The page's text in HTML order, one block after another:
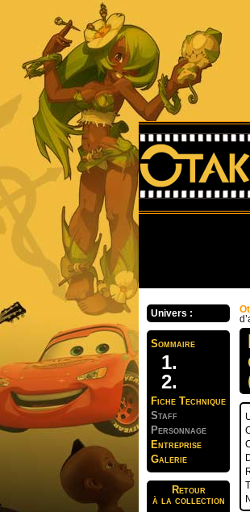
Univers :
Sommaire
Fiche Technique
Staff
Personnage
Entreprise
Galerie
Retour
à la collection